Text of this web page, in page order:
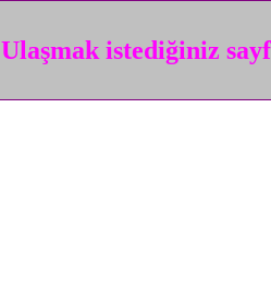
Ulaşmak istediğiniz